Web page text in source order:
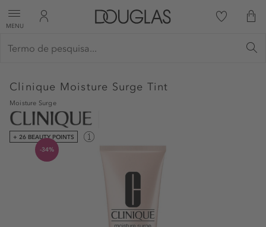
MENU
Clinique Moisture Surge Tint
Moisture Surge
+ 26 BEAUTY POINTS
-34%